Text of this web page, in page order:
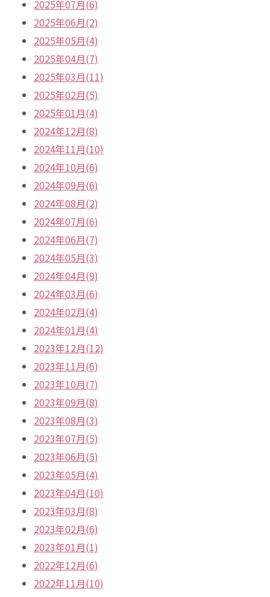
2025年07月(6)
2025年06月(2)
2025年05月(4)
2025年04月(7)
2025年03月(11)
2025年02月(5)
2025年01月(4)
2024年12月(8)
2024年11月(10)
2024年10月(6)
2024年09月(6)
2024年08月(2)
2024年07月(6)
2024年06月(7)
2024年05月(3)
2024年04月(9)
2024年03月(6)
2024年02月(4)
2024年01月(4)
2023年12月(12)
2023年11月(6)
2023年10月(7)
2023年09月(8)
2023年08月(3)
2023年07月(5)
2023年06月(5)
2023年05月(4)
2023年04月(10)
2023年03月(8)
2023年02月(6)
2023年01月(1)
2022年12月(6)
2022年11月(10)